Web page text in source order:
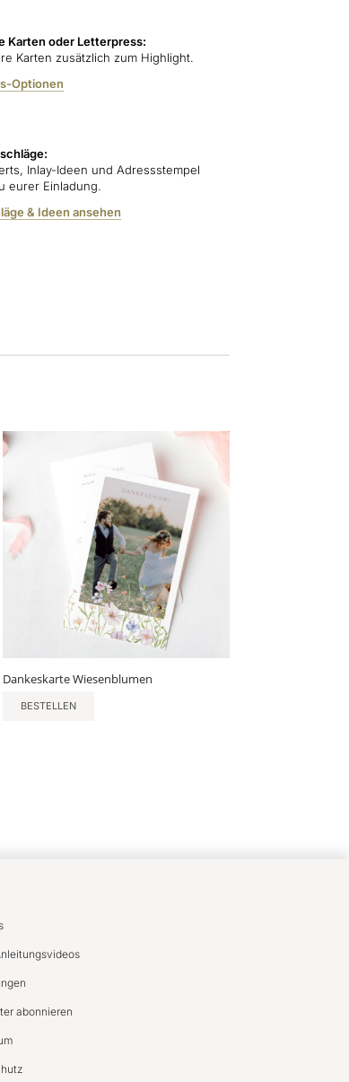
Karten oder Letterpress:
Karten zusätzlich zum Highlight.
Optionen
Inlay-Ideen und Adressstempel
eurer Einladung.
& Ideen ansehen
Dankeskarte Wiesenblumen
BESTELLEN
abonnieren